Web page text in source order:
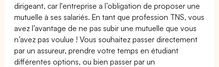
dirigeant, car l'entreprise a l’obligation de proposer une
mutuelle à ses salariés. En tant que profession TNS, vous
avez l’avantage de ne pas subir une mutuelle que vous
n’avez pas voulue ! Vous souhaitez passer directement
par un assureur, prendre votre temps en étudiant
différentes options, ou bien passer par un